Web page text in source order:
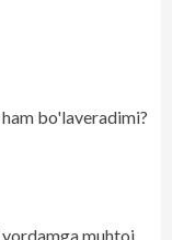
bo'laveradimi?
muhtoj